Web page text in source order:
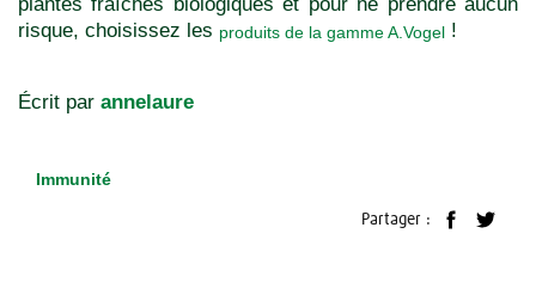
risque, choisissez les produits de la gamme A.Vogel !
Écrit par annelaure
Immunité
Partager :